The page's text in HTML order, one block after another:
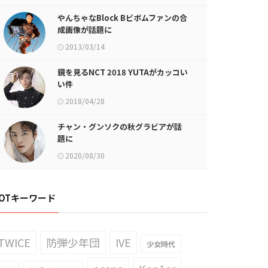
やんちゃなBlock Bビボムファンの合
成画像が話題に
2013/03/14
鏡を見るNCT 2018 YUTAがカッコい
い件
2018/04/28
チャン・グンソクの秋グラビアが話
題に
2020/08/30
キーワード
防弾少年団 IVE 少女時代